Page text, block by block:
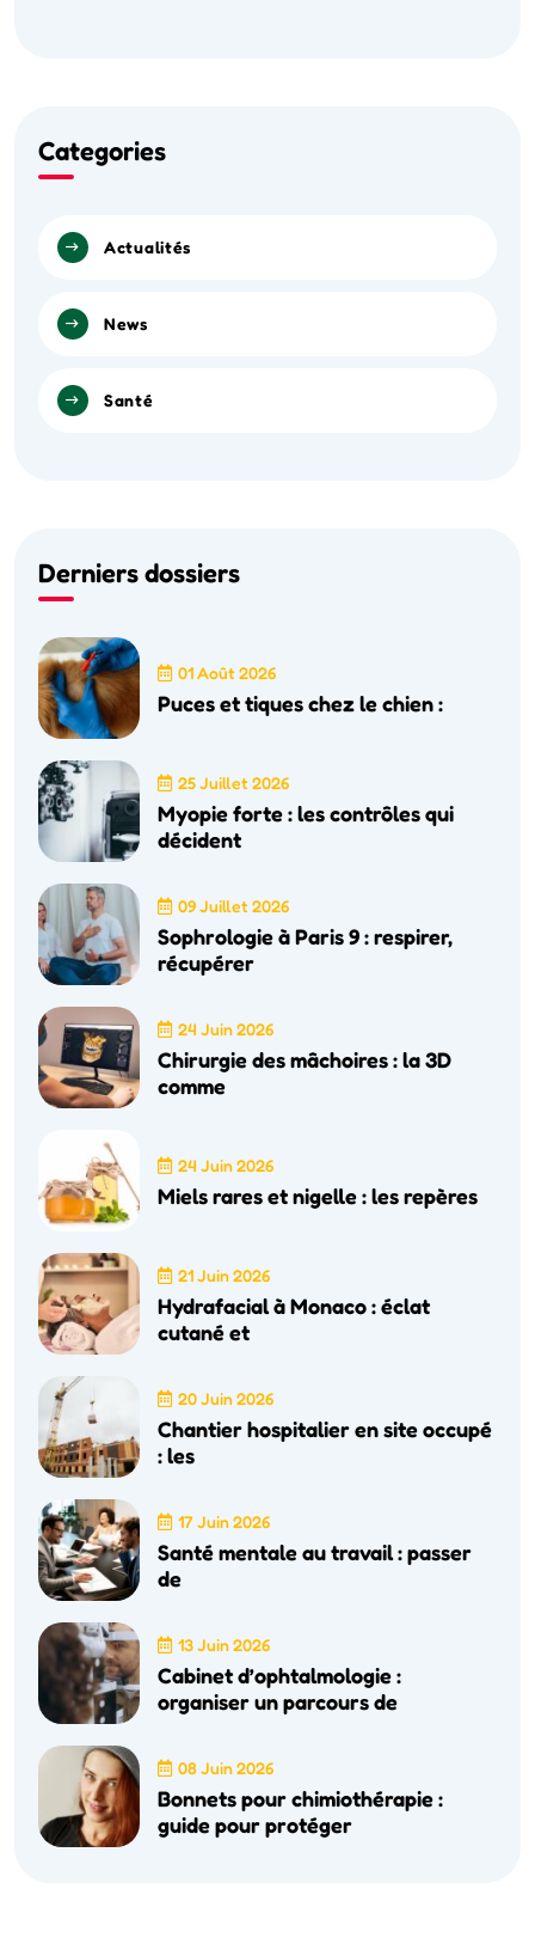
Categories
Actualités
News
Santé
Derniers dossiers
01 Août 2026
Puces et tiques chez le chien :
25 Juillet 2026
Myopie forte : les contrôles qui
décident
09 Juillet 2026
Sophrologie à Paris 9 : respirer,
récupérer
24 Juin 2026
Chirurgie des mâchoires : la 3D
comme
24 Juin 2026
Miels rares et nigelle : les repères
21 Juin 2026
Hydrafacial à Monaco : éclat
cutané et
20 Juin 2026
Chantier hospitalier en site occupé
: les
17 Juin 2026
Santé mentale au travail : passer
de
13 Juin 2026
Cabinet d’ophtalmologie :
organiser un parcours de
08 Juin 2026
Bonnets pour chimiothérapie :
guide pour protéger